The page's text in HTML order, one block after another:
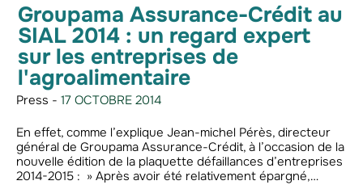
Groupama Assurance-Crédit au
SIAL 2014 : un regard expert
sur les entreprises de
l'agroalimentaire
Press - 17 OCTOBRE 2014
En effet, comme l’explique Jean-michel Pérès, directeur
général de Groupama Assurance-Crédit, à l’occasion de la
nouvelle édition de la plaquette défaillances d’entreprises
2014-2015 : » Après avoir été relativement épargné,…